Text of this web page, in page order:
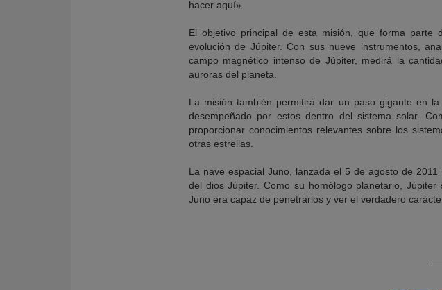
hacer aquí».
El objetivo principal de esta misión, que forma
evolución de Júpiter. Con sus nueve instrumentos,
campo magnético intenso de Júpiter, medirá la
auroras del planeta.
La misión también permitirá dar un paso gigante en
desempeñado por estos dentro del sistema solar.
proporcionar conocimientos relevantes sobre los
otras estrellas.
La nave espacial Juno, lanzada el 5 de agosto de
del dios Júpiter. Como su homólogo planetario,
Juno era capaz de penetrarlos y ver el verdadero